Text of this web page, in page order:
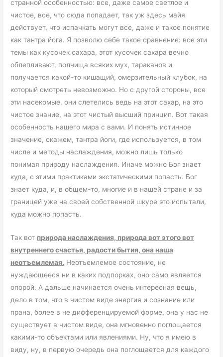
странной особенностью: все, даже самое светлое и
чистое, все, что сюда попадает, так уж здесь майя
действует, что испачкать могут все, даже и такое понятие
как тантра йога. Я позволю себе такое сравнение: все эти
темы как кусочек сахара, этот кусочек сахара вечно
облепливают, полчища всяких мух, тараканов и
получается какой-то кишащий, омерзительный клубок, на
который смотреть невозможно. Но с другой стороны, все
эти насекомые, они слетелись ведь на этот сахар, на это
чистое знание, на этот чистый высший принцип. Вот такая
особенность нашего мира с вами. И понять истинное
значение, скажем, тантра йоги, где используется, в том
числе и методы наслаждения, можно лишь только
понимая природу наслаждения. Иначе можно Бог знает
куда, с этими практиками экстатическими попасть. Бог
знает куда, и, в общем-то, многие и в нашей стране и за
границей уже на своей собственной шкуре это испытали,
куда можно попасть.
Так вот природа наслаждения, природа вот этого вот
внутреннего счастья, радости бытия, она наша
неотъемлемая. Неотъемлемое состояние, не
нуждающееся ни в каких подпорках, оно само является
опорой. А дальше начинается очень интересная вещь,
дело в том, что в чистом виде энергия и сознание или
прана, более в не дифференцируемой форме, она у нас не
существует в чистом виде, она мгновенно поглощается
какими-то объектами или явлениями. Ну, что я имею в
виду, ну, в первую очередь она поглощается для каждого